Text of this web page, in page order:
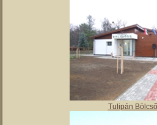
Angyalos